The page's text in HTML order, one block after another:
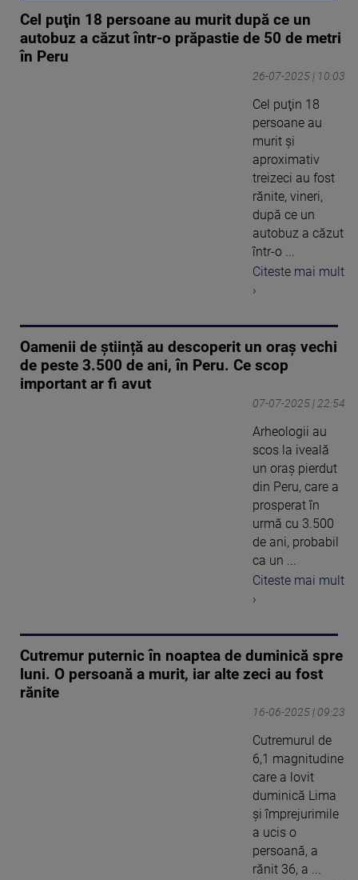
Cel puţin 18 persoane au murit după ce un
autobuz a căzut într-o prăpastie de 50 de metri
în Peru
26-07-2025 | 10:03
Cel puţin 18
persoane au
murit şi
aproximativ
treizeci au fost
rănite, vineri,
după ce un
autobuz a căzut
într-o ...
Citeste mai mult
›
Oamenii de știință au descoperit un oraș vechi
de peste 3.500 de ani, în Peru. Ce scop
important ar fi avut
07-07-2025 | 22:54
Arheologii au
scos la iveală
un oraș pierdut
din Peru, care a
prosperat în
urmă cu 3.500
de ani, probabil
ca un ...
Citeste mai mult
›
Cutremur puternic în noaptea de duminică spre
luni. O persoană a murit, iar alte zeci au fost
rănite
16-06-2025 | 09:23
Cutremurul de
6,1 magnitudine
care a lovit
duminică Lima
și împrejurimile
a ucis o
persoană, a
rănit 36, a ...